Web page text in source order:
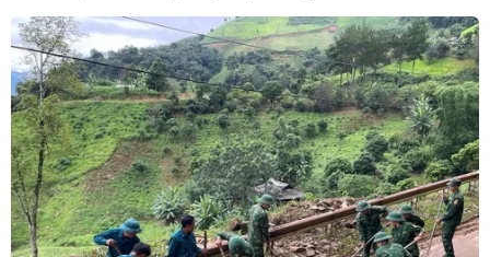
TIN CÙNG CHUYÊN MỤC
An Giang: Cháy lớn ở khu dân cư